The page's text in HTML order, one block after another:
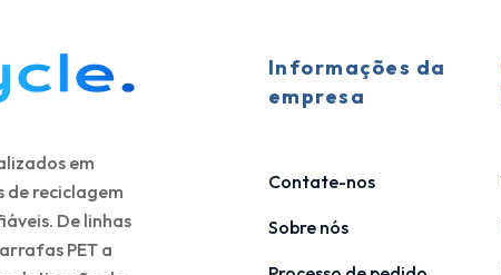
em
reciclagem
De linhas
PET a
Informações da
empresa
Contate-nos
Sobre nós